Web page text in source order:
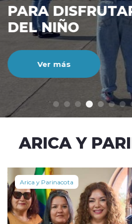
modo claro
CIENTO
DE JULIO
Ver más
ARICA Y
Arica y Parinacota